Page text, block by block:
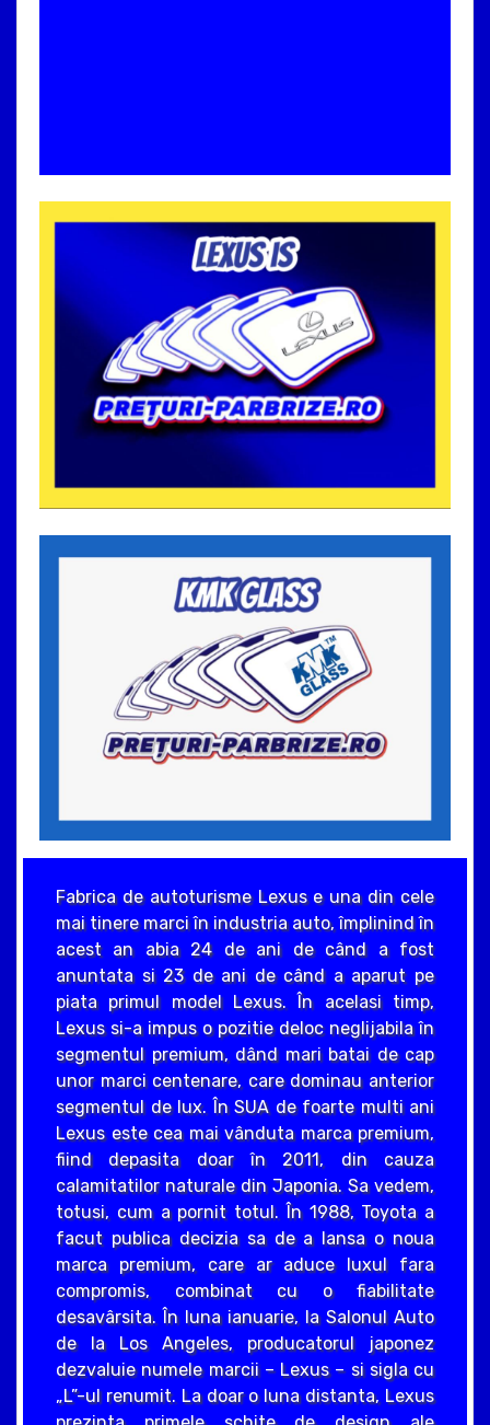
Fabrica de autoturisme Lexus e una din cele
mai tinere marci în industria auto, împlinind în
acest an abia 24 de ani de când a fost
anuntata si 23 de ani de când a aparut pe
piata primul model Lexus. În acelasi timp,
Lexus si-a impus o pozitie deloc neglijabila în
segmentul premium, dând mari batai de cap
unor marci centenare, care dominau anterior
segmentul de lux. În SUA de foarte multi ani
Lexus este cea mai vânduta marca premium,
fiind depasita doar în 2011, din cauza
calamitatilor naturale din Japonia. Sa vedem,
totusi, cum a pornit totul. În 1988, Toyota a
facut publica decizia sa de a lansa o noua
marca premium, care ar aduce luxul fara
compromis, combinat cu o fiabilitate
desavârsita. În luna ianuarie, la Salonul Auto
de la Los Angeles, producatorul japonez
dezvaluie numele marcii – Lexus – si sigla cu
„L”-ul renumit. La doar o luna distanta, Lexus